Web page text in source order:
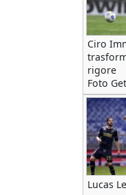
Ciro
rigore
Foto
Lucas